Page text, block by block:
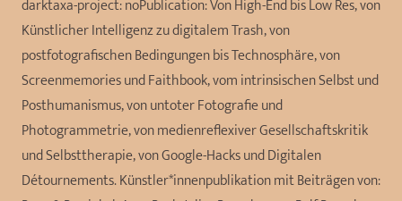
darktaxa-project: noPublication: Von High-End bis Low Res, von
Künstlicher Intelligenz zu digitalem Trash, von
postfotografischen Bedingungen bis Technosphäre, von
Screenmemories und Faithbook, vom intrinsischen Selbst und
Posthumanismus, von untoter Fotografie und
Photogrammetrie, von medienreflexiver Gesellschaftskritik
und Selbsttherapie, von Google-Hacks und Digitalen
Détournements. Künstler*innenpublikation mit Beiträgen von: